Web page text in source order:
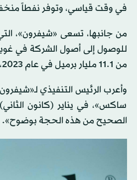
في وقت قياسي، وتوفر نفطاً منخفض الانبعاثات نسبياً
من جانبها، تسعى «شيفرون»،
من 11.1 مليار برميل في عام 2023، وهو أدنى مستوى لها منذ أكثر من عقد.
وأعرب الرئيس التنفيذي
ساكس»، في يناير (كانون
الصحيح من هذه الحجة بوضوح».